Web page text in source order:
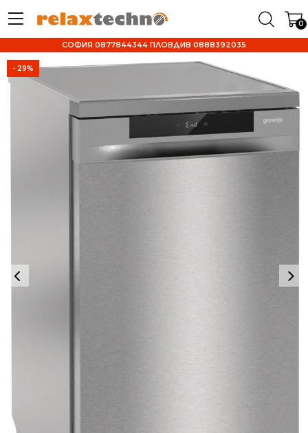
0
СОФИЯ 0877844344 ПЛОВДИВ 0888392035
- 29%